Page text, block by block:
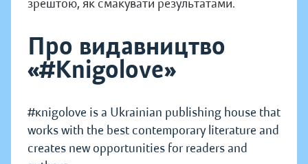
зрештою, як смакувати результатами.
Про видавництво
«#Knigolove»
#кnigolove is a Ukrainian publishing house that
works with the best contemporary literature and
creates new opportunities for readers and